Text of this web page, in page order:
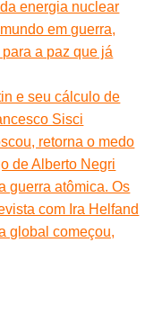
energia nuclear
em guerra,
a paz que já
e seu cálculo de
Sisci
retorna o medo
de Alberto Negri
guerra atômica. Os
com Ira Helfand
global começou,